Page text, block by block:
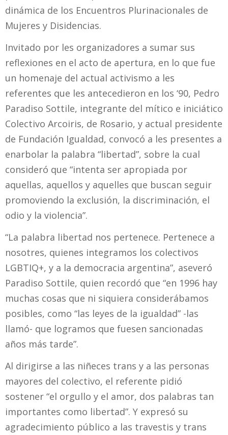
dinámica de los Encuentros Plurinacionales de
Mujeres y Disidencias.
Invitado por les organizadores a sumar sus
reflexiones en el acto de apertura, en lo que fue
un homenaje del actual activismo a les
referentes que les antecedieron en los ‘90, Pedro
Paradiso Sottile, integrante del mítico e iniciático
Colectivo Arcoiris, de Rosario, y actual presidente
de Fundación Igualdad, convocó a les presentes a
enarbolar la palabra “libertad”, sobre la cual
consideró que “intenta ser apropiada por
aquellas, aquellos y aquelles que buscan seguir
promoviendo la exclusión, la discriminación, el
odio y la violencia”.
“La palabra libertad nos pertenece. Pertenece a
nosotres, quienes integramos los colectivos
LGBTIQ+, y a la democracia argentina”, aseveró
Paradiso Sottile, quien recordó que “en 1996 hay
muchas cosas que ni siquiera considerábamos
posibles, como “las leyes de la igualdad” -las
llamó- que logramos que fuesen sancionadas
años más tarde”.
Al dirigirse a las niñeces trans y a las personas
mayores del colectivo, el referente pidió
sostener “el orgullo y el amor, dos palabras tan
importantes como libertad”. Y expresó su
agradecimiento público a las travestis y trans